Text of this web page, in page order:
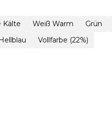
Kälte Weiß Warm Grün
Hellblau Vollfarbe (22%)